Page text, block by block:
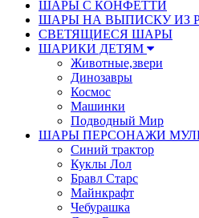
ШАРЫ С КОНФЕТТИ
ШАРЫ НА ВЫПИСКУ ИЗ
СВЕТЯЩИЕСЯ ШАРЫ
ШАРИКИ ДЕТЯМ
Животные,звери
Динозавры
Космос
Машинки
Подводный Мир
ШАРЫ ПЕРСОНАЖИ
Синий трактор
Куклы Лол
Бравл Старс
Майнкрафт
Чебурашка